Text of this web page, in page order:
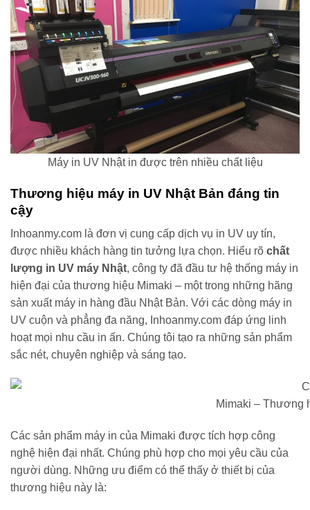
Máy in UV Nhật in được trên nhiều chất liệu
Thương hiệu máy in UV Nhật Bản đáng tin
cậy
Inhoanmy.com là đơn vị cung cấp dịch vụ in UV uy tín,
được nhiều khách hàng tin tưởng lựa chọn. Hiểu rõ chất
lượng in UV máy Nhật, công ty đã đầu tư hệ thống máy in
hiện đại của thương hiệu Mimaki – một trong những hãng
sản xuất máy in hàng đầu Nhật Bản. Với các dòng máy in
UV cuộn và phẳng đa năng, Inhoanmy.com đáp ứng linh
hoạt mọi nhu cầu in ấn. Chúng tôi tạo ra những sản phẩm
sắc nét, chuyên nghiệp và sáng tạo.
Mimaki – Thương
Các sản phẩm máy in của Mimaki được tích hợp công
nghệ hiện đại nhất. Chúng phù hợp cho mọi yêu cầu của
người dùng. Những ưu điểm có thể thấy ở thiết bị của
thương hiệu này là: